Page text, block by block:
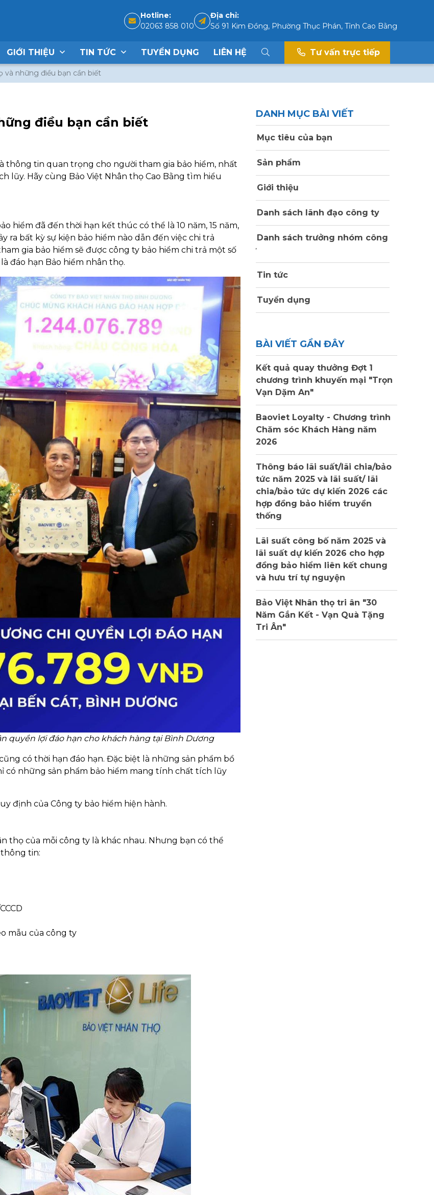
Hotline:
02063 858 010
Địa chỉ:
Số 91 Kim Đồng, Phường Thục Phán, Tỉnh Cao Bằng
GIỚI THIỆU TIN TỨC TUYỂN DỤNG LIÊN HỆ Tư vấn trực tiếp
và những điều bạn cần biết
điều bạn cần biết
thông tin quan trọng cho người tham gia bảo hiểm, nhất
lũy. Hãy cùng Bảo Việt Nhân thọ Cao Bằng tìm hiểu
hiểm đã đến thời hạn kết thúc có thể là 10 năm, 15 năm,
ra bất kỳ sự kiện bảo hiểm nào dẫn đến việc chi trả
gia bảo hiểm sẽ được công ty bảo hiểm chi trả một số
đáo hạn Bảo hiểm nhân thọ.
quyền lợi đáo hạn cho khách hàng tại Bình Dương
có thời hạn đáo hạn. Đặc biệt là những sản phẩm bổ
có những sản phẩm bảo hiểm mang tính chất tích lũy
định của Công ty bảo hiểm hiện hành.
thọ của mỗi công ty là khác nhau. Nhưng bạn có thể
tin:
mẫu của công ty
DANH MỤC BÀI VIẾT
Mục tiêu của bạn
Sản phẩm
Giới thiệu
Danh sách lãnh đạo công ty
Danh sách trưởng nhóm công
ty
Tin tức
Tuyển dụng
BÀI VIẾT GẦN ĐÂY
Kết quả quay thưởng Đợt 1
chương trình khuyến mại "Trọn
Vạn Dặm An"
Baoviet Loyalty - Chương trình
Chăm sóc Khách Hàng năm
2026
Thông báo lãi suất/lãi chia/bảo
tức năm 2025 và lãi suất/ lãi
chia/bảo tức dự kiến 2026 các
hợp đồng bảo hiểm truyền
thống
Lãi suất công bố năm 2025 và
lãi suất dự kiến 2026 cho hợp
đồng bảo hiểm liên kết chung
và hưu trí tự nguyện
Bảo Việt Nhân thọ tri ân "30
Năm Gắn Kết - Vạn Quà Tặng
Tri Ân"